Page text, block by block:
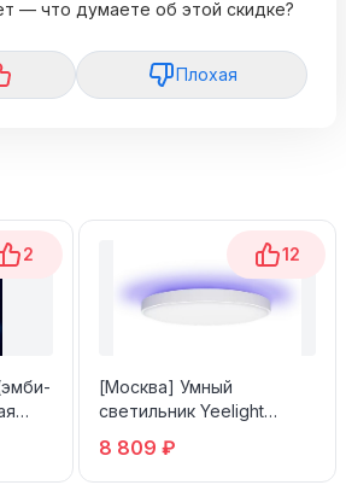
— что думаете об этой скидке?
Плохая
2 12
[Москва] Умный
светильник Yeelight
YLXD013-A
8 809 ₽